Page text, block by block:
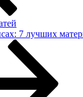
7 лучших